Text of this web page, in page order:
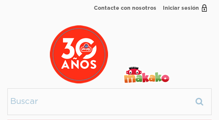
Iniciar sesión
Contacte con nosotros